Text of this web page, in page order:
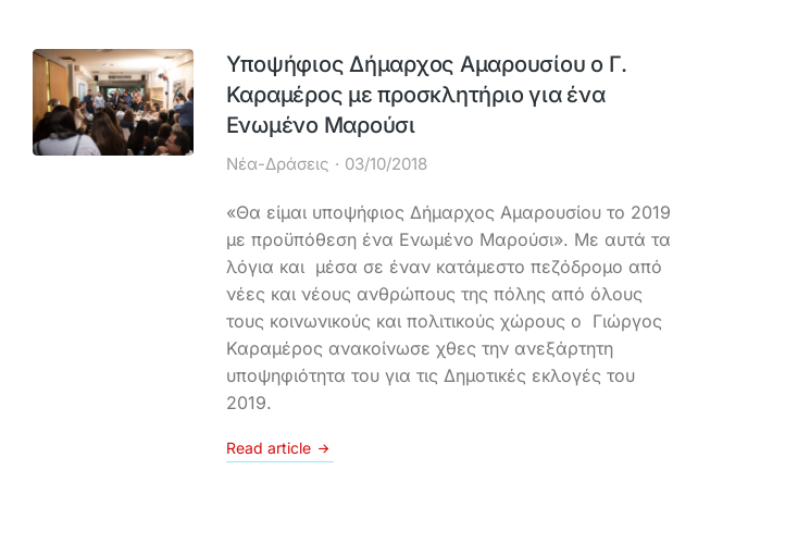
Υποψήφιος Δήμαρχος Αμαρουσίου ο Γ.
Καραμέρος με προσκλητήριο για ένα
Ενωμένο Μαρούσι
Νέα-Δράσεις 03/10/2018
«Θα είμαι υποψήφιος Δήμαρχος Αμαρουσίου το 2019
με προϋπόθεση ένα Ενωμένο Μαρούσι». Με αυτά τα
λόγια και μέσα σε έναν κατάμεστο πεζόδρομο από
νέες και νέους ανθρώπους της πόλης από όλους
τους κοινωνικούς και πολιτικούς χώρους ο Γιώργος
Καραμέρος ανακοίνωσε χθες την ανεξάρτητη
υποψηφιότητα του για τις Δημοτικές εκλογές του
2019.
Read article